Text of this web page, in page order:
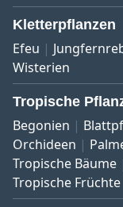
Kletterpflanzen
Efeu
Wisterien
Tropische
Begonien
Orchideen
Tropische Bäume
Tropische Früchte